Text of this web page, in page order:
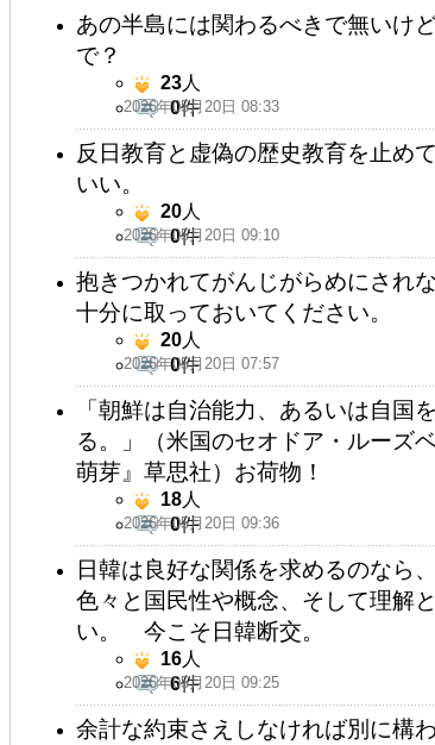
あの半島には関わるべきで無いけ
で？
2026年05月20日 08:33
23人
0件
反日教育と虚偽の歴史教育を止め
いい。
2026年05月20日 09:10
20人
0件
抱きつかれてがんじがらめにされ
十分に取っておいてください。
2026年05月20日 07:57
20人
0件
「朝鮮は自治能力、あるいは自国
る。」（米国のセオドア・ルーズ
萌芽』草思社）お荷物！
2026年05月20日 09:36
18人
0件
日韓は良好な関係を求めるのな
色々と国民性や概念、そして理解
い。 今こそ日韓断交。
2026年05月20日 09:25
16人
6件
余計な約束さえしなければ別に構